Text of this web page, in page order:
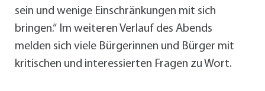
sein und wenige Einschränkungen mit sich
bringen.“ Im weiteren Verlauf des Abends
melden sich viele Bürgerinnen und Bürger mit
kritischen und interessierten Fragen zu Wort.